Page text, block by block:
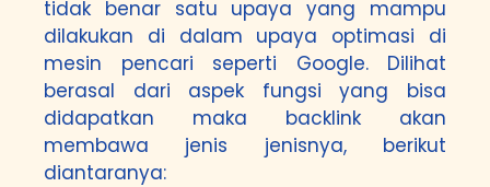
tidak benar satu upaya yang mampu
dilakukan di dalam upaya optimasi di
mesin pencari seperti Google. Dilihat
berasal dari aspek fungsi yang bisa
didapatkan maka backlink akan
membawa jenis jenisnya, berikut
diantaranya: